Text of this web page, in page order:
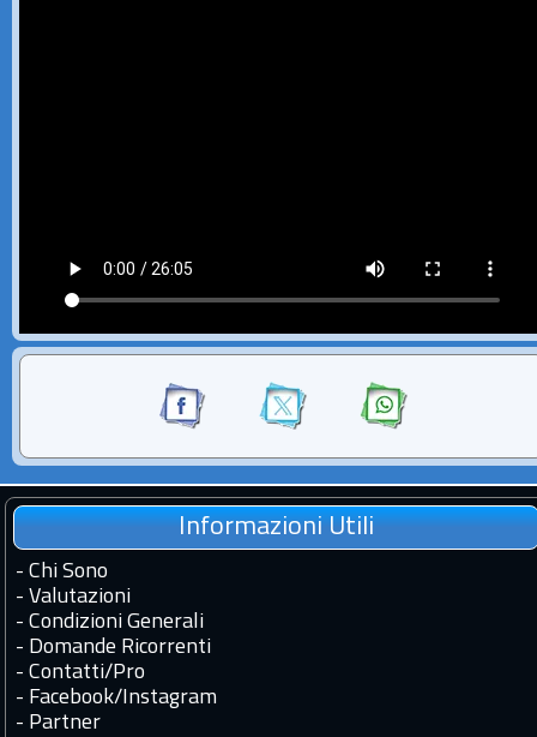
Informazioni Utili
- Chi Sono
- Valutazioni
- Condizioni Generali
- Domande Ricorrenti
- Contatti/Pro
- Facebook/Instagram
- Partner